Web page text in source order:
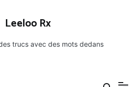
Leeloo Rx
trucs avec des mots dedans